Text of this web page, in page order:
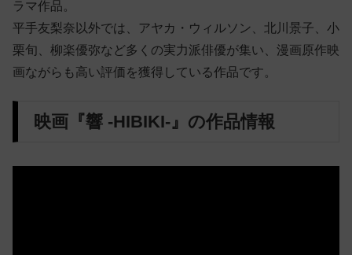
ラマ作品。
平手友梨奈以外では、アヤカ・ウィルソン、北川景子、小
栗旬、柳楽優弥など多くの実力派俳優が集い、漫画原作映
画ながらも高い評価を獲得している作品です。
映画『響 -HIBIKI-』の作品情報